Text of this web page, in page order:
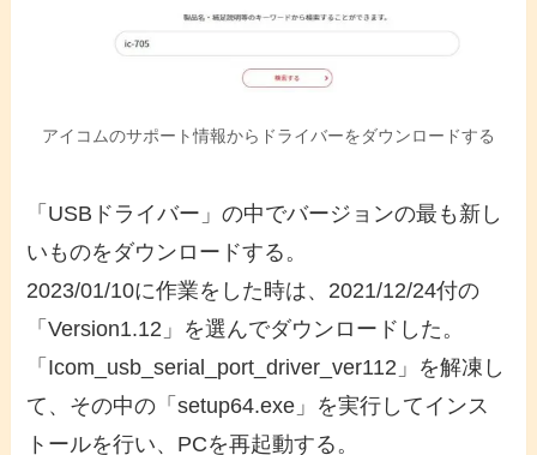
アイコムのサポート情報からドライバーをダウンロードする
「USBドライバー」の中でバージョンの最も新し
いものをダウンロードする。
2023/01/10に作業をした時は、2021/12/24付の
「Version1.12」を選んでダウンロードした。
「Icom_usb_serial_port_driver_ver112」を解凍し
て、その中の「setup64.exe」を実行してインス
トールを行い、PCを再起動する。